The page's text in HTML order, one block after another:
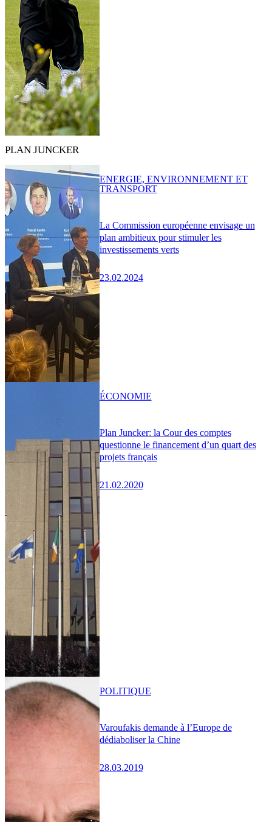
PLAN JUNCKER
La Commission européenne envisage un
plan ambitieux pour stimuler les
investissements verts
23.02.2024
ENERGIE, ENVIRONNEMENT ET
TRANSPORT
Plan Juncker: la Cour des comptes
questionne le financement d’un quart des
projets français
21.02.2020
ÉCONOMIE
Varoufakis demande à l’Europe de
dédiaboliser la Chine
28.03.2019
POLITIQUE